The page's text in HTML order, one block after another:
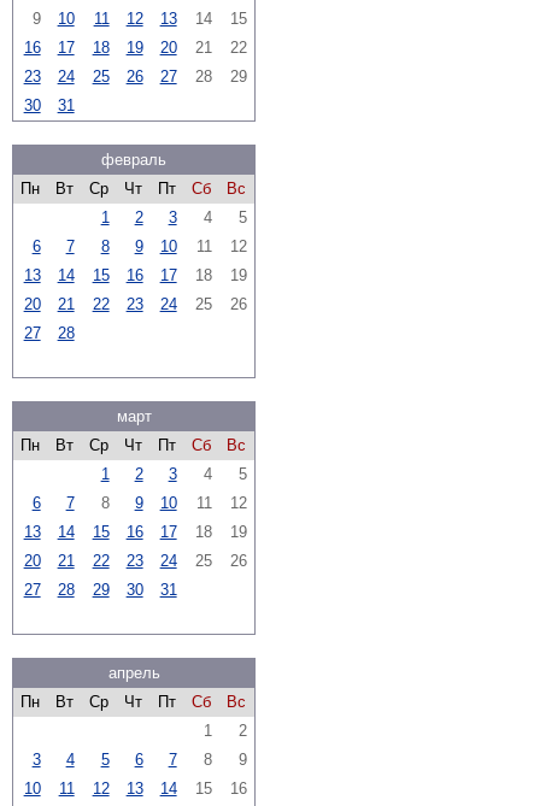
9
10 11 12 13 14
15
16
17 18 19 20 21
22
23
24 25 26 27 28
29
30
31
февраль
Пн
Вт Ср Чт Пт Сб
Вс
1
2 3 4
5
6
7 8 9 10 11
12
13
14 15 16 17 18
19
20
21 22 23 24 25
26
27
28
март
Пн
Вт Ср Чт Пт Сб
Вс
1
2 3 4
5
6
7 8 9 10 11
12
13
14 15 16 17 18
19
20
21 22 23 24 25
26
27
28 29 30 31
апрель
Пн
Вт Ср Чт Пт Сб
Вс
1
2
3
4 5 6 7 8
9
10
11 12 13 14 15
16